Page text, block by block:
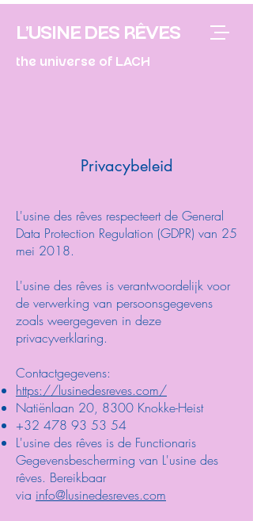
L'USINE DES RÊVES
the universe of LACH
Privacybeleid
L'usine des rêves respecteert de General
Data Protection Regulation (GDPR) van 25
mei 2018.
L'usine des rêves is verantwoordelijk voor
de verwerking van persoonsgegevens
zoals weergegeven in deze
privacyverklaring.
Contactgegevens:
https://lusinedesreves.com/
Natiënlaan 20, 8300 Knokke-Heist
+32 478 93 53 54
L'usine des rêves is de Functionaris
Gegevensbescherming van L'usine des
rêves. Bereikbaar
via info@lusinedesreves.com